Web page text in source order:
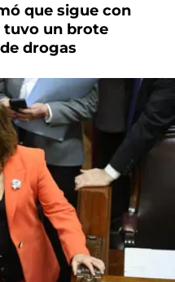
que sigue con
tuvo un brote
drogas